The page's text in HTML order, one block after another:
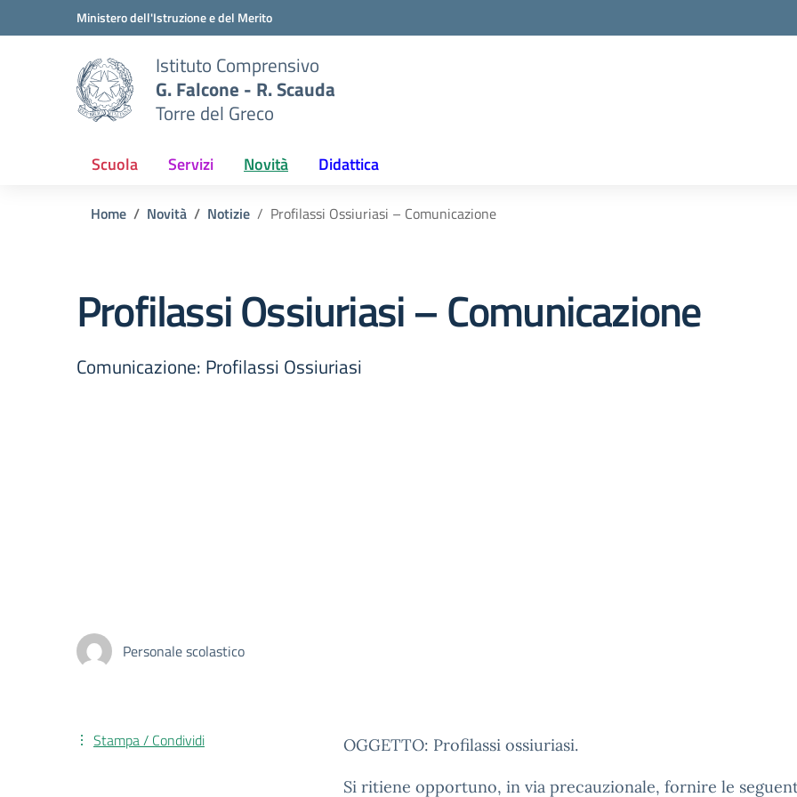
Vai ai contenuti
Vai al menu di navigazioneMinistero dell'Istruzione e del Merito
Istituto Comprensivo
G. Falcone - R. Scauda
Torre del Greco
Scuola Servizi Novità Didattica
Home Novità Notizie Profilassi Ossiuriasi – Comunicazione
Profilassi Ossiuriasi – Comunicazione
Comunicazione: Profilassi Ossiuriasi
Personale scolastico
OGGETTO: Profilassi ossiuriasi.
Si ritiene opportuno, in via precauzionale, fornire le
Stampa / Condividi